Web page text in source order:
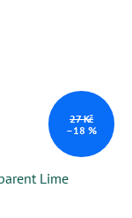
27 Kč
–18 %
Lime